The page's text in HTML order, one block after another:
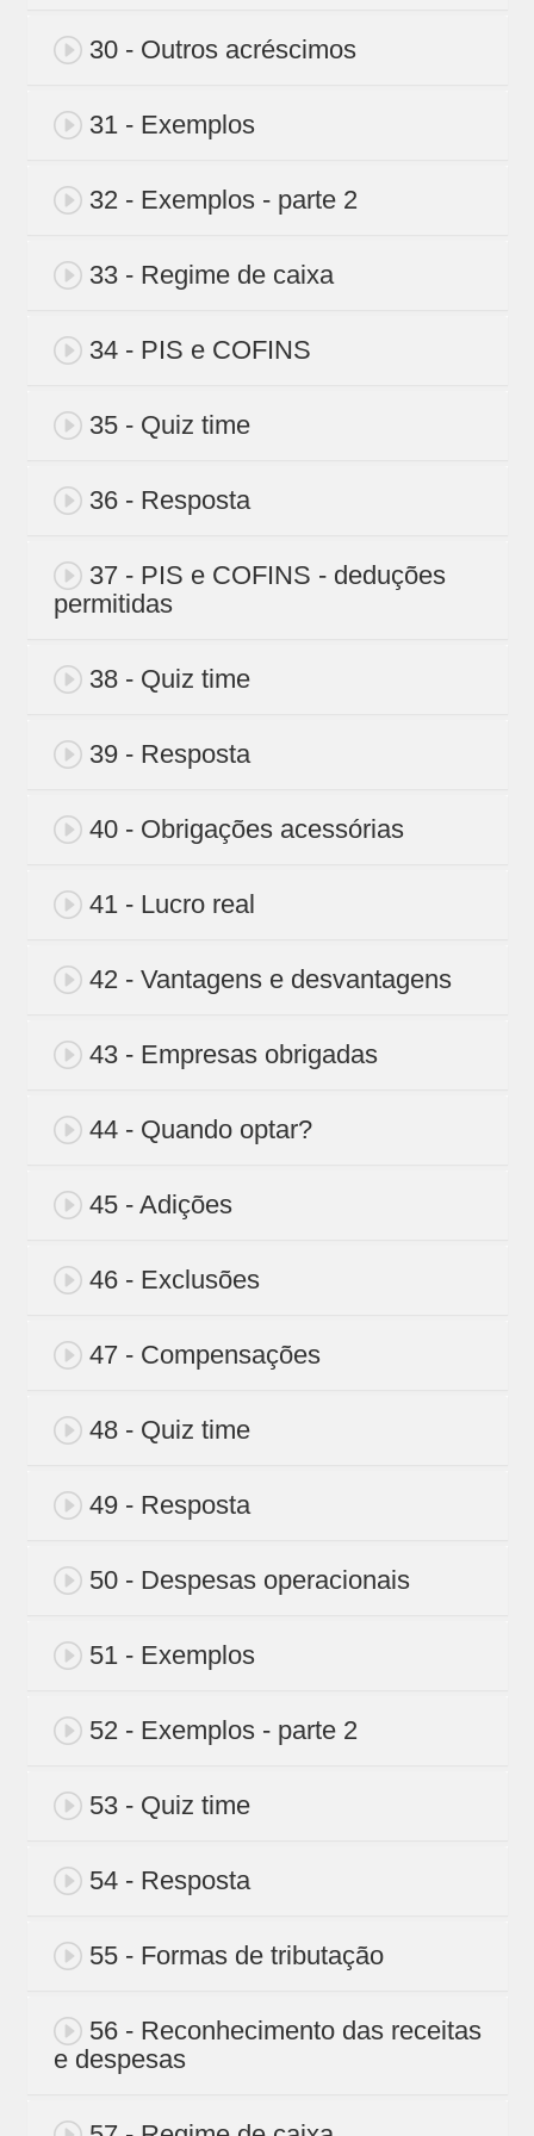
30 - Outros acréscimos
31 - Exemplos
32 - Exemplos - parte 2
33 - Regime de caixa
34 - PIS e COFINS
35 - Quiz time
36 - Resposta
37 - PIS e COFINS - deduções
permitidas
38 - Quiz time
39 - Resposta
40 - Obrigações acessórias
41 - Lucro real
42 - Vantagens e desvantagens
43 - Empresas obrigadas
44 - Quando optar?
45 - Adições
46 - Exclusões
47 - Compensações
48 - Quiz time
49 - Resposta
50 - Despesas operacionais
51 - Exemplos
52 - Exemplos - parte 2
53 - Quiz time
54 - Resposta
55 - Formas de tributação
56 - Reconhecimento das receitas
e despesas